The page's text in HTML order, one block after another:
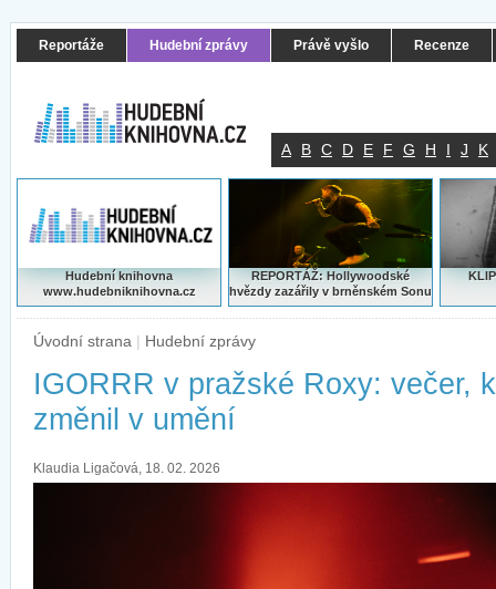
Reportáže Hudební zprávy Právě vyšlo Recenze
A B C D E F G H I J K
Hudební knihovna
www.hudebniknihovna.cz
REPORTÁŽ: Hollywoodské
hvězdy zazářily v brněnském Sonu
Úvodní strana | Hudební zprávy
IGORRR v pražské Roxy: večer,
změnil v umění
Klaudia Ligačová, 18. 02. 2026